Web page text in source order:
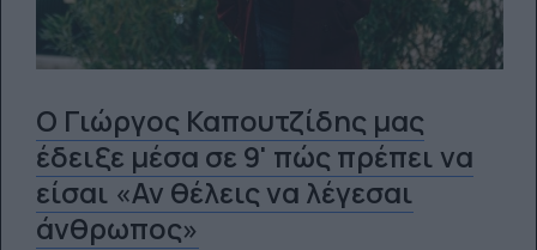
Ο Γιώργος Καπουτζίδης μας
έδειξε μέσα σε 9' πώς πρέπει να
είσαι «Αν θέλεις να λέγεσαι
άνθρωπος»